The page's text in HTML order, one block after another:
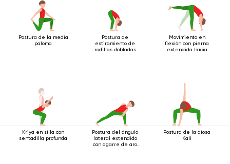
Postura de la media
paloma
Postura de
estiramiento de
rodillas dobladas
Movimiento en
flexión con pierna
extendida hacia
Kriya en silla con
sentadilla profunda
Postura del ángulo
lateral extendido
con agarre de aro
Postura de la diosa
Kali